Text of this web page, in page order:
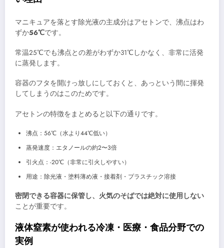
マニキュアを落とす除光液の主成分はアセトンで、沸点はわ
ずか56℃です。
常温25℃でも沸点との差がわずか31℃しかなく、非常に活発
に蒸発します。
容器のフタを開けっ放しにしておくと、あっという間に揮発
してしまうのはこのためです。
アセトンの特徴をまとめると以下の通りです。
沸点：56℃（水より44℃低い）
蒸発速度：エタノールの約2〜3倍
引火点：-20℃（非常に引火しやすい）
用途：除光液・塗料薄め液・接着剤・プラスチック溶接
密閉できる容器に保管し、火気のそばでは絶対に使用しない
ことが重要です。
液体窒素が使われる冷凍・医療・食品分野での
実例